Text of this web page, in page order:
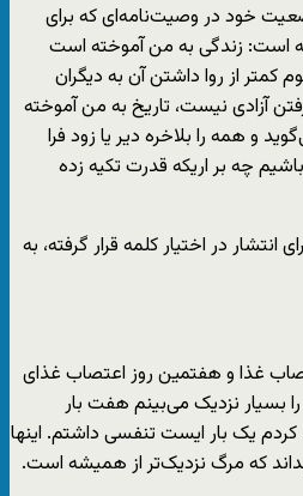
خود در وصیت‌نامه‌ای که برای
است: زندگی به من آموخته است
از روا داشتن آن به دیگران
آزادی نیست، تاریخ به من آموخته
و همه را بلاخره دیر یا زود فرا
چه بر اریکه قدرت تکیه زده
انتشار در اختیار کلمه قرار گرفته، به
غذا و هفتمین روز اعتصاب غذای
نزدیک می‌بینم هفت بار
یک بار ایست تنفسی داشتم. اینها
که مرگ نزدیک‌تر از همیشه است.